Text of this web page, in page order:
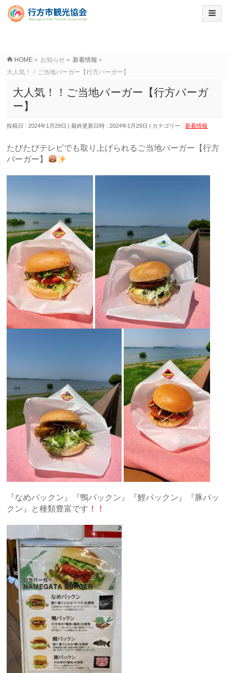
HOME » お知らせ » 新着情報 »
大人気！！ご当地バーガー【行方バーガー】
大人気！！ご当地バーガー【行方バーガ
ー】
投稿日 : 2024年1月29日 最終更新日時 : 2024年1月29日 カテゴリー : 新着情報
たびたびテレビでも取り上げられるご当地バーガー【行方
バーガー】
『なめパックン』『鴨パックン』『鯉パックン』『豚パッ
クン』と種類豊富です ！！